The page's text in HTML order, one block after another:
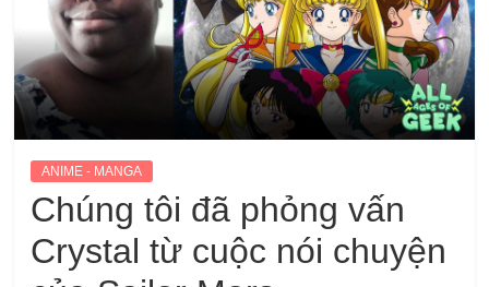
ANIME - MANGA
Chúng tôi đã phỏng vấn
Crystal từ cuộc nói chuyện